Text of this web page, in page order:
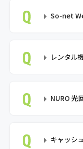
So-net
レンタル
NURO 光
キャッシ